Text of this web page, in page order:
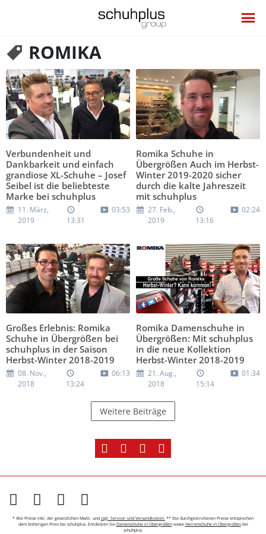
ROMIKA
Verbundenheit und
Dankbarkeit und einfach
grandiose XL-Schuhe – Josef
Seibel ist die beliebteste
Marke bei schuhplus
11. März,
2019
13:31
03:53
Romika Schuhe in
Übergrößen Auch im Herbst-
Winter 2019-2020 sicher
durch die kalte Jahreszeit
mit schuhplus
27. Feb.,
2019
13:16
02:24
Großes Erlebnis: Romika
Schuhe in Übergrößen bei
schuhplus in der Saison
Herbst-Winter 2018-2019
08. Nov.,
2018
13:24
06:13
Romika Damenschuhe in
Übergrößen: Mit schuhplus
in die neue Kollektion
Herbst-Winter 2018-2019
21. Aug.,
2018
15:14
01:34
Weitere Beiträge
* Alle Preise inkl. der gesetzlichen MwSt. und zzgl. Service- und Versandkosten. ** Die durchgestrichenen Preise entsprechen
dem bisherigen Preis bei schuhplus. Entdecken Sie Damenschuhe in Übergrößensowie Herrenschuhe in Übergrößenbei
schuhplus.